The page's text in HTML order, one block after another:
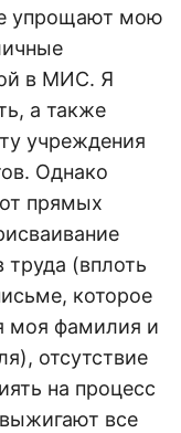
упрощают мою
в МИС. Я
а также
учреждения
Однако
прямых
(вплоть
которое
моя фамилия и
отсутствие
на процесс
все